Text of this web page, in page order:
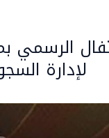
لإدارة